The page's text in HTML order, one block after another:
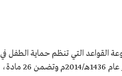
القواعد التي تنظم حماية الطفل في
فترات.